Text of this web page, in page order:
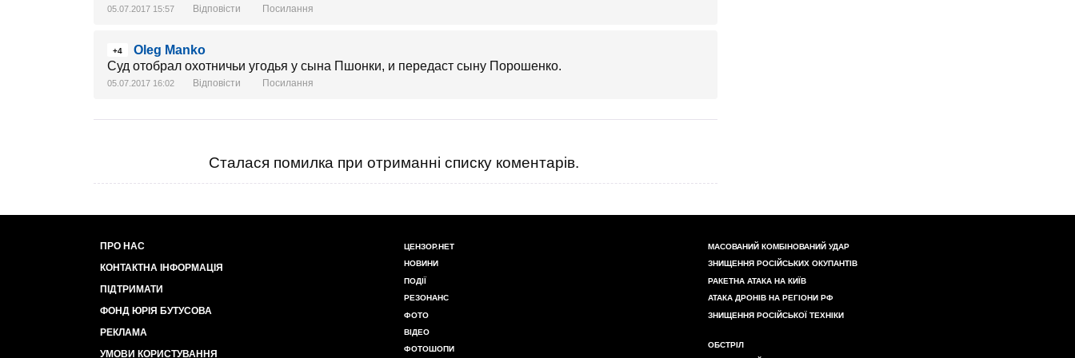
05.07.2017 15:57 Відповісти Посилання
+4
Oleg Manko
Суд отобрал охотничьи угодья у сына Пшонки, и передаст сыну Порошенко.
05.07.2017 16:02 Відповісти Посилання
Сталася помилка при отриманні списку коментарів.
ПРО НАС
КОНТАКТНА ІНФОРМАЦІЯ
ПІДТРИМАТИ
ФОНД ЮРІЯ БУТУСОВА
РЕКЛАМА
УМОВИ КОРИСТУВАННЯ
ЦЕНЗОР.НЕТ
НОВИНИ
ПОДІЇ
РЕЗОНАНС
ФОТО
ВІДЕО
ФОТОШОПИ
МАСОВАНИЙ КОМБІНОВАНИЙ УДАР
ЗНИЩЕННЯ РОСІЙСЬКИХ ОКУПАНТІВ
РАКЕТНА АТАКА НА КИЇВ
АТАКА ДРОНІВ НА РЕГІОНИ РФ
ЗНИЩЕННЯ РОСІЙСЬКОЇ ТЕХНІКИ
ОБСТРІЛ